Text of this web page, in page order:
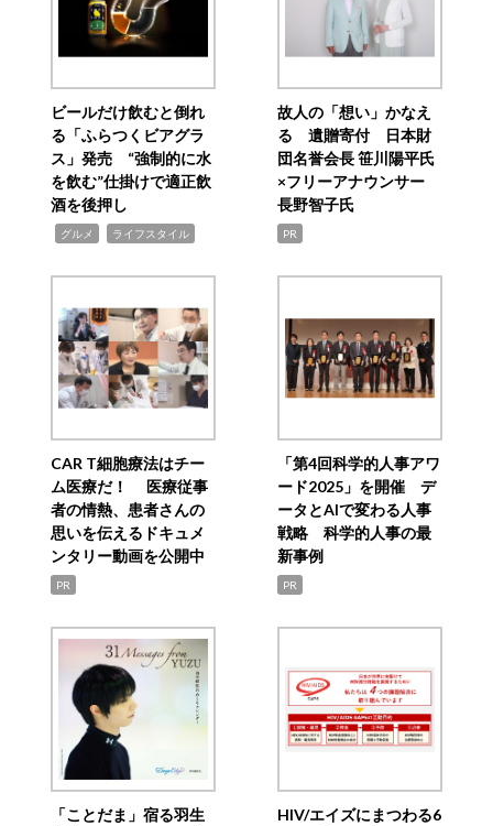
ビールだけ飲むと倒れ
る「ふらつくビアグラ
ス」発売 “強制的に水
を飲む”仕掛けで適正飲
酒を後押し
グルメ ライフスタイル
故人の「想い」かなえ
る 遺贈寄付 日本財
団名誉会長 笹川陽平氏
×フリーアナウンサー
長野智子氏
PR
CAR T細胞療法はチー
ム医療だ！ 医療従事
者の情熱、患者さんの
思いを伝えるドキュメ
ンタリー動画を公開中
PR
「第4回科学的人事アワ
ード2025」を開催 デ
ータとAIで変わる人事
戦略 科学的人事の最
新事例
PR
「ことだま」宿る羽生
HIV/エイズにまつわる6